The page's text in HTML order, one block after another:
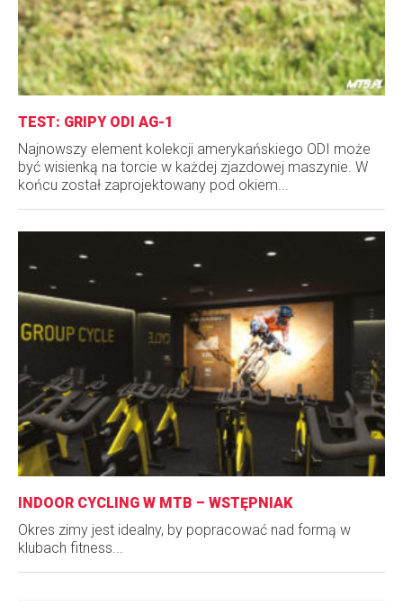
TEST: GRIPY ODI AG-1
Najnowszy element kolekcji amerykańskiego ODI może
być wisienką na torcie w każdej zjazdowej maszynie. W
końcu został zaprojektowany pod okiem...
INDOOR CYCLING W MTB – WSTĘPNIAK
Okres zimy jest idealny, by popracować nad formą w
klubach fitness...